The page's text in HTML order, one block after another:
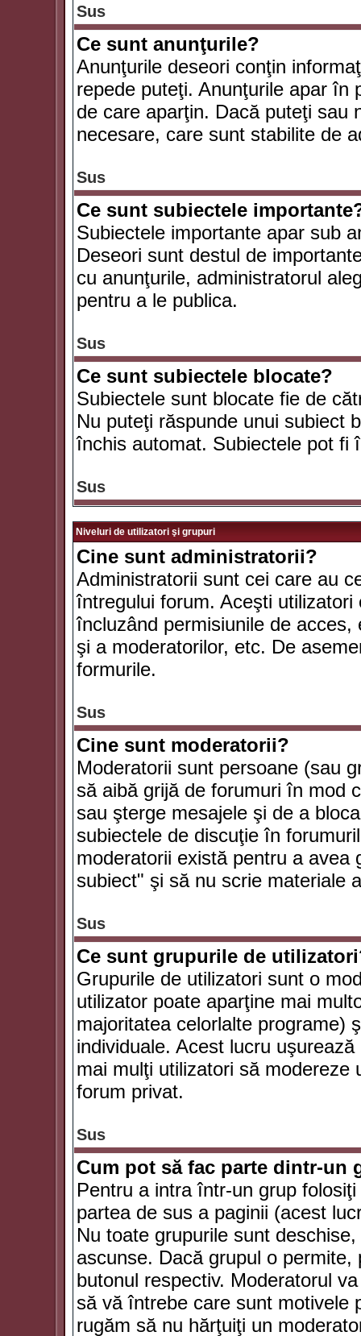
Sus
Ce sunt anunţurile?
Anunţurile deseori conţin
repede puteţi. Anunţurile apar în
de care aparţin. Dacă puteţi sau
necesare, care sunt stabilite de
Sus
Ce sunt subiectele
Subiectele importante apar sub
Deseori sunt destul de
cu anunţurile, administratorul
pentru a le publica.
Sus
Ce sunt subiectele blocate?
Subiectele sunt blocate fie de
Nu puteţi răspunde unui subiect
închis automat. Subiectele pot fi
Sus
Niveluri de utilizatori şi grupuri
Cine sunt administratorii?
Administratorii sunt cei care au
întregului forum. Aceşti
încluzând permisiunile de
şi a moderatorilor, etc. De
formurile.
Sus
Cine sunt moderatorii?
Moderatorii sunt persoane (sau
să aibă grijă de forumuri în mod
sau şterge mesajele şi de a
subiectele de discuţie în
moderatorii există pentru a avea
subiect" şi să nu scrie materiale
Sus
Ce sunt grupurile de
Grupurile de utilizatori sunt o
utilizator poate aparţine mai
majoritatea celorlalte programe)
individuale. Acest lucru
mai mulţi utilizatori să
forum privat.
Sus
Cum pot să fac parte dintr-un
Pentru a intra într-un grup
partea de sus a paginii (acest
Nu toate grupurile sunt
ascunse. Dacă grupul o
butonul respectiv. Moderatorul
să vă întrebe care sunt motivele
rugăm să nu hărţuiţi un